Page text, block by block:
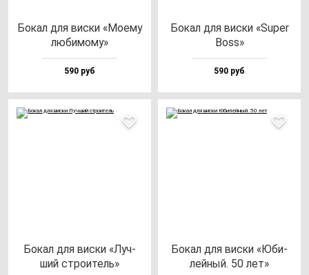
Бокал для вис­ки «Моему
лю­би­мо­му»
590 руб
Бокал для вис­ки «Super
Boss»
590 руб
Бокал для вис­ки «Луч­
ший стро­итель»
Бокал для вис­ки «Юби­
лей­ный. 50 лет»